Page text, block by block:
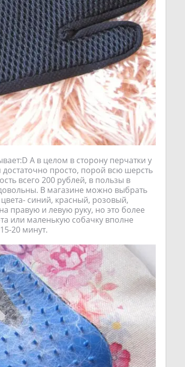
А в целом в сторону перчатки у
просто, порой всю шерсть
всего 200 рублей, в пользы в
В магазине можно выбрать
синий, красный, розовый,
правую и левую руку, но это более
или маленькую собачку вполне
20 минут.